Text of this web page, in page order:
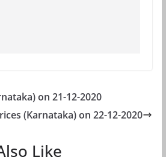
on 21-12-2020
(Karnataka) on 22-12-2020
Like